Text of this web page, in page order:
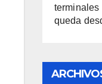
terminales
queda